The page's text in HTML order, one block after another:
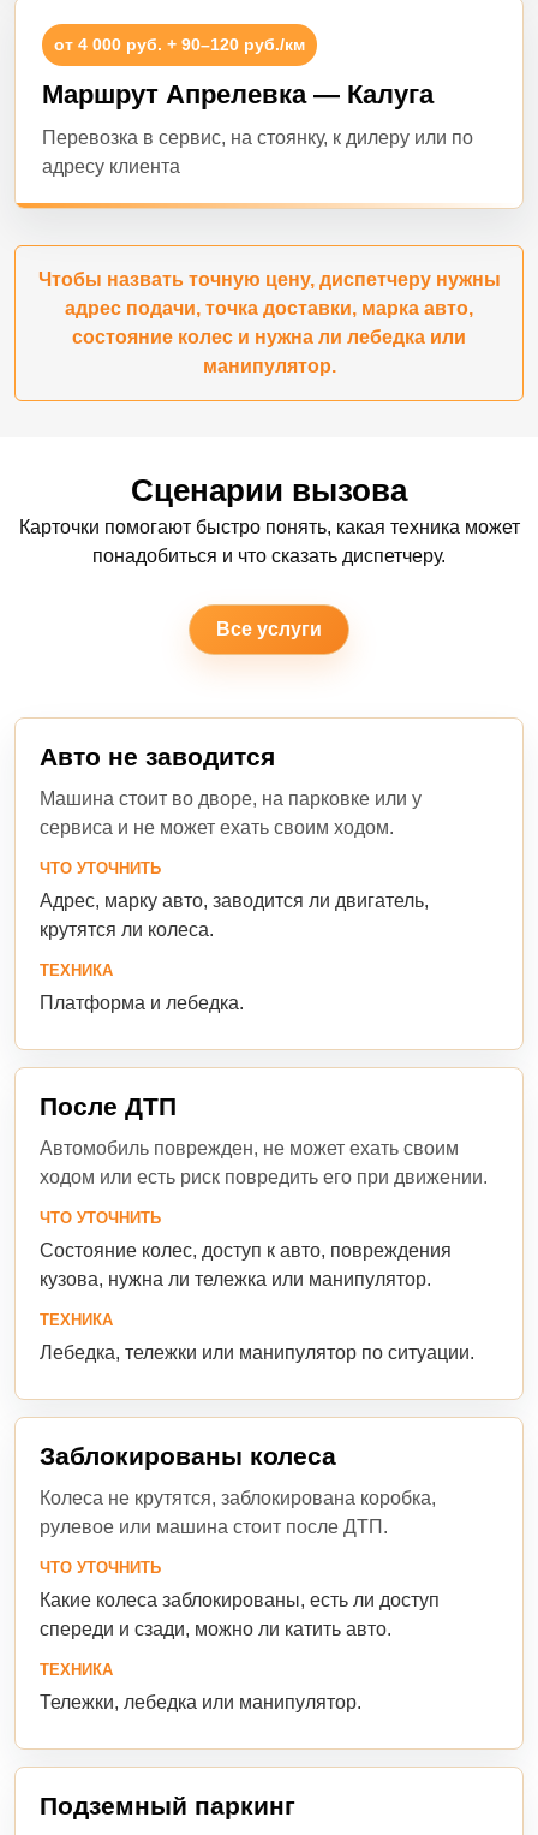
от 4 000 руб. + 90–120 руб./км
Маршрут Апрелевка — Калуга
Перевозка в сервис, на стоянку, к дилеру или по
адресу клиента
Чтобы назвать точную цену, диспетчеру нужны
адрес подачи, точка доставки, марка авто,
состояние колес и нужна ли лебедка или
манипулятор.
Сценарии вызова
Карточки помогают быстро понять, какая техника может
понадобиться и что сказать диспетчеру.
Все услуги
Авто не заводится
Машина стоит во дворе, на парковке или у
сервиса и не может ехать своим ходом.
ЧТО УТОЧНИТЬ
Адрес, марку авто, заводится ли двигатель,
крутятся ли колеса.
ТЕХНИКА
Платформа и лебедка.
После ДТП
Автомобиль поврежден, не может ехать своим
ходом или есть риск повредить его при движении.
ЧТО УТОЧНИТЬ
Состояние колес, доступ к авто, повреждения
кузова, нужна ли тележка или манипулятор.
ТЕХНИКА
Лебедка, тележки или манипулятор по ситуации.
Заблокированы колеса
Колеса не крутятся, заблокирована коробка,
рулевое или машина стоит после ДТП.
ЧТО УТОЧНИТЬ
Какие колеса заблокированы, есть ли доступ
спереди и сзади, можно ли катить авто.
ТЕХНИКА
Тележки, лебедка или манипулятор.
Подземный паркинг